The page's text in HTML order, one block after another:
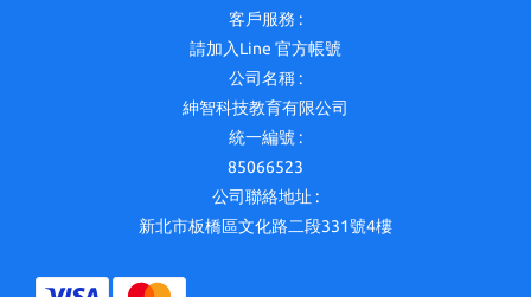
客戶服務 :
請加入Line 官方帳號
公司名稱 :
紳智科技教育有限公司
統一編號 :
85066523
公司聯絡地址 :
新北市板橋區文化路二段331號4樓